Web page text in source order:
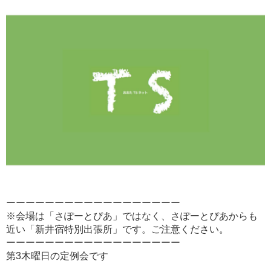
ーーーーーーーーーーーーーーーーーー
※会場は「さぽーとぴあ」ではなく、さぽーとぴあからも
近い「新井宿特別出張所」です。ご注意ください。
ーーーーーーーーーーーーーーーーーー
第3木曜日の定例会です